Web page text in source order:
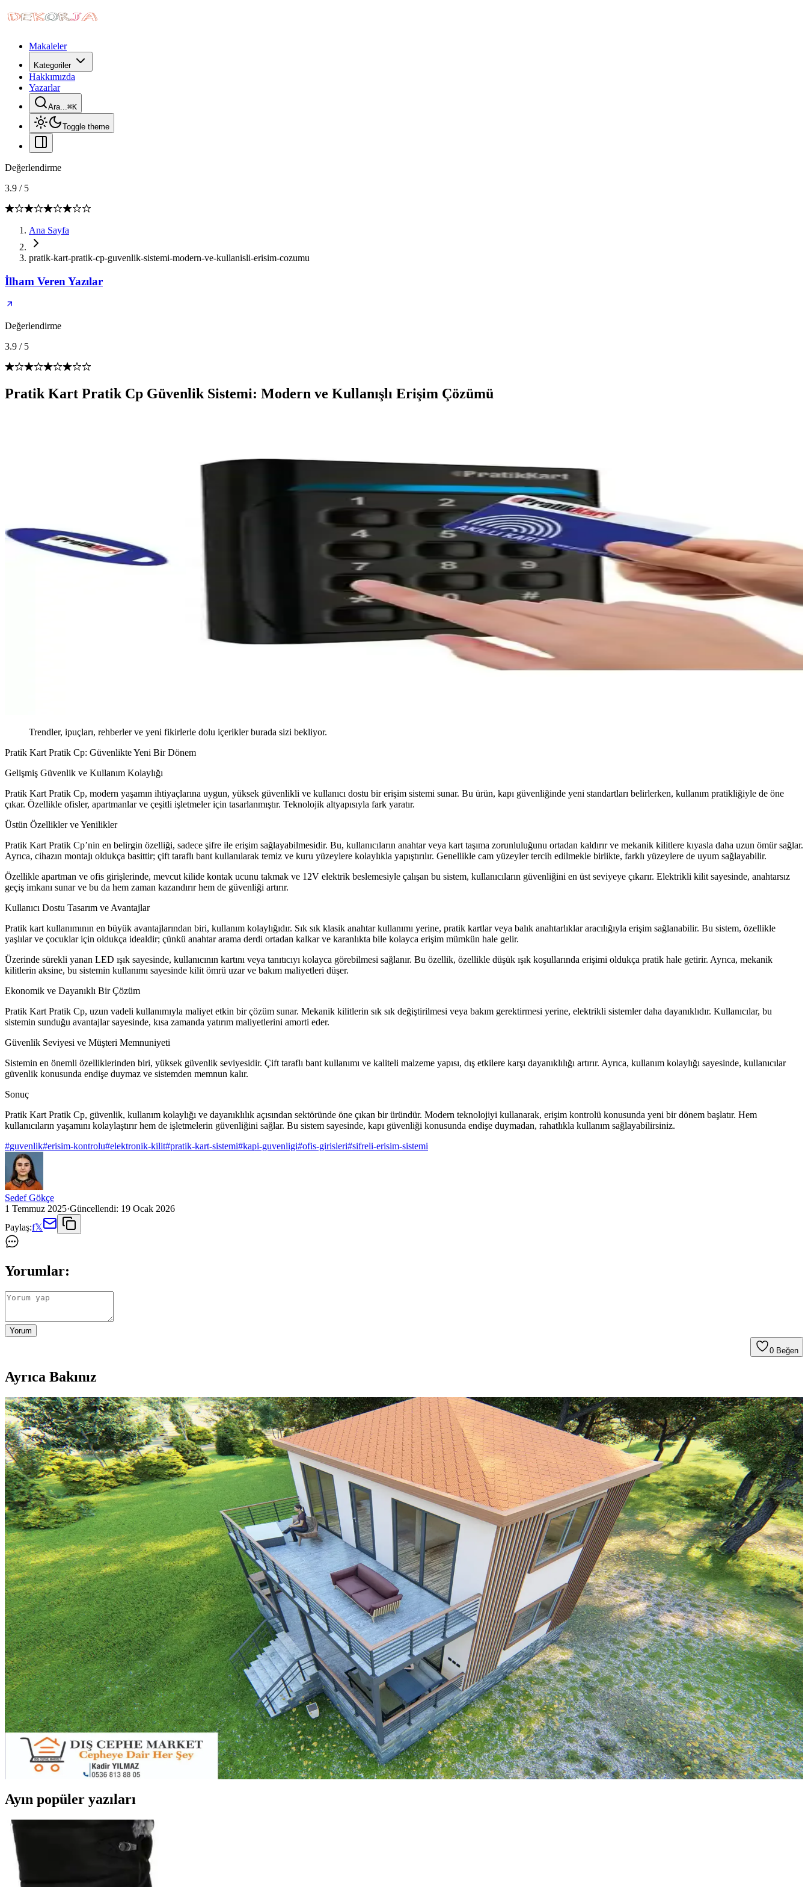
Makaleler
Kategoriler
Hakkımızda
Yazarlar
Ara...⌘K
Toggle theme
Değerlendirme
3.9 / 5
Ana Sayfa
pratik-kart-pratik-cp-guvenlik-sistemi-modern-ve-kullanisli-erisim-cozumu
İlham Veren Yazılar
Değerlendirme
3.9 / 5
Pratik Kart Pratik Cp Güvenlik Sistemi: Modern ve Kullanışlı Erişim Çözümü
Trendler, ipuçları, rehberler ve yeni fikirlerle dolu içerikler burada sizi bekliyor.
Pratik Kart Pratik Cp: Güvenlikte Yeni Bir Dönem
Gelişmiş Güvenlik ve Kullanım Kolaylığı
Pratik Kart Pratik Cp, modern yaşamın ihtiyaçlarına uygun, yüksek güvenlikli ve kullanıcı dostu bir erişim sistemi sunar. Bu ürün, kapı güvenliğinde yeni standartları belirlerken, kullanım pratikliğiyle de öne
çıkar. Özellikle ofisler, apartmanlar ve çeşitli işletmeler için tasarlanmıştır. Teknolojik altyapısıyla fark yaratır.
Üstün Özellikler ve Yenilikler
Pratik Kart Pratik Cp’nin en belirgin özelliği, sadece şifre ile erişim sağlayabilmesidir. Bu, kullanıcıların anahtar veya kart taşıma zorunluluğunu ortadan kaldırır ve mekanik kilitlere kıyasla daha uzun ömür sağlar.
Ayrıca, cihazın montajı oldukça basittir; çift taraflı bant kullanılarak temiz ve kuru yüzeylere kolaylıkla yapıştırılır. Genellikle cam yüzeyler tercih edilmekle birlikte, farklı yüzeylere de uyum sağlayabilir.
Özellikle apartman ve ofis girişlerinde, mevcut kilide kontak ucunu takmak ve 12V elektrik beslemesiyle çalışan bu sistem, kullanıcıların güvenliğini en üst seviyeye çıkarır. Elektrikli kilit sayesinde, anahtarsız
geçiş imkanı sunar ve bu da hem zaman kazandırır hem de güvenliği artırır.
Kullanıcı Dostu Tasarım ve Avantajlar
Pratik kart kullanımının en büyük avantajlarından biri, kullanım kolaylığıdır. Sık sık klasik anahtar kullanımı yerine, pratik kartlar veya balık anahtarlıklar aracılığıyla erişim sağlanabilir. Bu sistem, özellikle
yaşlılar ve çocuklar için oldukça idealdir; çünkü anahtar arama derdi ortadan kalkar ve karanlıkta bile kolayca erişim mümkün hale gelir.
Üzerinde sürekli yanan LED ışık sayesinde, kullanıcının kartını veya tanıtıcıyı kolayca görebilmesi sağlanır. Bu özellik, özellikle düşük ışık koşullarında erişimi oldukça pratik hale getirir. Ayrıca, mekanik
kilitlerin aksine, bu sistemin kullanımı sayesinde kilit ömrü uzar ve bakım maliyetleri düşer.
Ekonomik ve Dayanıklı Bir Çözüm
Pratik Kart Pratik Cp, uzun vadeli kullanımıyla maliyet etkin bir çözüm sunar. Mekanik kilitlerin sık sık değiştirilmesi veya bakım gerektirmesi yerine, elektrikli sistemler daha dayanıklıdır. Kullanıcılar, bu
sistemin sunduğu avantajlar sayesinde, kısa zamanda yatırım maliyetlerini amorti eder.
Güvenlik Seviyesi ve Müşteri Memnuniyeti
Sistemin en önemli özelliklerinden biri, yüksek güvenlik seviyesidir. Çift taraflı bant kullanımı ve kaliteli malzeme yapısı, dış etkilere karşı dayanıklılığı artırır. Ayrıca, kullanım kolaylığı sayesinde, kullanıcılar
güvenlik konusunda endişe duymaz ve sistemden memnun kalır.
Sonuç
Pratik Kart Pratik Cp, güvenlik, kullanım kolaylığı ve dayanıklılık açısından sektöründe öne çıkan bir üründür. Modern teknolojiyi kullanarak, erişim kontrolü konusunda yeni bir dönem başlatır. Hem
kullanıcıların yaşamını kolaylaştırır hem de işletmelerin güvenliğini sağlar. Bu sistem sayesinde, kapı güvenliği konusunda endişe duymadan, rahatlıkla kullanım sağlayabilirsiniz.
#guvenlik#erisim-kontrolu#elektronik-kilit#pratik-kart-sistemi#kapi-guvenligi#ofis-girisleri#sifreli-erisim-sistemi
Sedef Gökçe
1 Temmuz 2025·Güncellendi: 19 Ocak 2026
Paylaş:f𝕏
Yorumlar:
Yorum
0 Beğen
Ayrıca Bakınız
Şömine Rafı Dekorasyonunda Bitki ve Mum Kullanımı: Estetik ve Fonksiyonel Yaklaşımlar
Şömine rafı dekorasyonunda bitkiler doğal canlılık katarken, mumlar sıcaklık ve ışık efekti sağlar. Doğru bitki seçimi ve güvenli mum kullanımı estetik ve fonksiyonel bir ortam yaratır.
Mutfak Dekorasyonunda Aydınlatma, Renk ve Düzenle Pratik İyileştirme Yöntemleri
Mutfak dekorasyonunda aydınlatma, renk uyumu ve düzenleme teknikleriyle koyu renkli dolaplar ve siyah buzdolabı gibi unsurlar uyumlu hale getirilir. Bitkiler ve aksesuarlar atmosferi canlandırır.
Balkon ve Teras Alanlarında İşlevsel ve Yaratıcı Kullanım Önerileri
Balkon ve teraslarda barbeküden bitkilendirmeye, depolamadan eğlence alanlarına kadar işlevsel ve estetik düzenlemelerle alanınızı çok yönlü kullanabilirsiniz.
Merdiven Boşluğunda Ayna Konumlandırma: Estetik ve Fonksiyonel Dengeyi Sağlama Yöntemleri
Merdiven boşluğunda ayna konumlandırması mimari yapı, ışık, güvenlik ve estetik unsurların dengelenmesini gerektirir. Ortaya çıkan görüşler, aynanın ortada ve uygun boyutta olmasının önemini vurgular.
Küçük Halıların Kaymasını Önleme Yöntemleri ve Uygun Çözümler
Küçük halıların kaymasını önlemek için kaymaz altlıklar, çift taraflı bantlar ve silikon bazlı malzemeler gibi çözümler inceleniyor. Zemine zarar vermeden doğru ürün seçimi ve uygulama önemlidir.
Banyo Dekorasyonunda Yeşil Tonları ve Güvenlik Önlemleriyle Estetik ve Fonksiyonellik
Banyo dekorasyonunda yeşil tonlar, altın detaylar ve çiçek desenleriyle estetik bir atmosfer oluştururken, perde seçimi ve düzenlemesi yangın riskini azaltmak için önemlidir.
Neon ve LED Işıklar: Kiracıların ve Ev Sahiplerinin Güvenlik Endişeleri ve Farkları
Neon ışıkların yüksek voltaj ve toksik riskleri nedeniyle yasaklanması, LED ışıkların ise düşük voltaj ve dayanıklılığı sayesinde tercih edilmesi kiracılar ve ev sahipleri arasında sıkça görülen bir durumdur.
Merdiven Üstündeki Geniş Düz Yüzeyin Fonksiyonel Kullanımı ve Tasarım Önerileri
Merdiven üstündeki geniş yüzeyler, güvenlik önlemleri ve doğru tasarım ile bitkilerden depolamaya, sanat eserlerinden evcil hayvan alanlarına kadar çeşitli şekillerde değerlendirilebilir.
Ayın popüler yazıları